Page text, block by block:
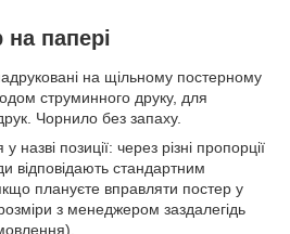
папері
на щільному постерному
струминного друку, для
Чорнило без запаху.
назві позиції: через різні пропорції
відповідають стандартним
плануєте вправляти постер у
з менеджером заздалегідь